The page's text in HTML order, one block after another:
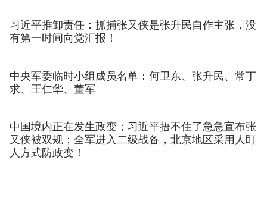
习近平推卸责任：抓捕张又侠是张升民自作主张，没
有第一时间向党汇报！
中央军委临时小组成员名单：何卫东、张升民、常丁
求、王仁华、董军
中国境内正在发生政变；习近平捂不住了急急宣布张
又侠被双规；全军进入二级战备，北京地区采用人盯
人方式防政变！